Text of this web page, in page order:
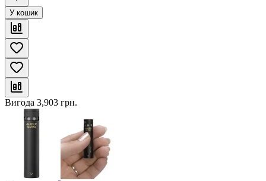
У кошик
Вигода 3,903 грн.